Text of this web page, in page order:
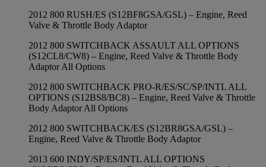
2012 800 RUSH/ES (S12BF8GSA/GSL) – Engine, Reed
Valve & Throttle Body Adaptor
2012 800 SWITCHBACK ASSAULT ALL OPTIONS
(S12CL8/CW8) – Engine, Reed Valve & Throttle Body
Adaptor All Options
2012 800 SWITCHBACK PRO-R/ES/SC/SP/INTL ALL
OPTIONS (S12BS8/BC8) – Engine, Reed Valve & Throttle
Body Adaptor All Options
2012 800 SWITCHBACK/ES (S12BR8GSA/GSL) –
Engine, Reed Valve & Throttle Body Adaptor
2013 600 INDY/SP/ES/INTL ALL OPTIONS